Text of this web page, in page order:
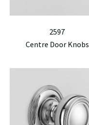
2597
Centre Door Knobs